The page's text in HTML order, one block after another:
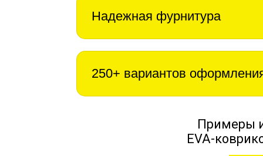
Надежная фурнитура
250+ вариантов
Примеры
EVA-